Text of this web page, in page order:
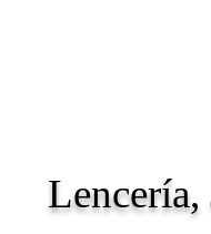
Lencería,